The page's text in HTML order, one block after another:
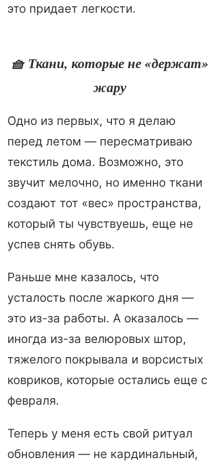
это придает легкости.
🧺 Ткани, которые не «держат»
жару
Одно из первых, что я делаю
перед летом — пересматриваю
текстиль дома. Возможно, это
звучит мелочно, но именно ткани
создают тот «вес» пространства,
который ты чувствуешь, еще не
успев снять обувь.
Раньше мне казалось, что
усталость после жаркого дня —
это из-за работы. А оказалось —
иногда из-за велюровых штор,
тяжелого покрывала и ворсистых
ковриков, которые остались еще с
февраля.
Теперь у меня есть свой ритуал
обновления — не кардинальный,